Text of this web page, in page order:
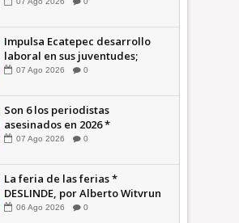
Impulsa Ecatepec desarrollo
laboral en sus juventudes;
inauguran Feria de Empleo y
INFORMATIVA
07 Ago 2026 0
Son 6 los periodistas
asesinados en 2026 *
COMENTARIO A TIEMPO
07 Ago 2026 0
La feria de las ferias *
DESLINDE, por Alberto Witvrun
06 Ago 2026 0